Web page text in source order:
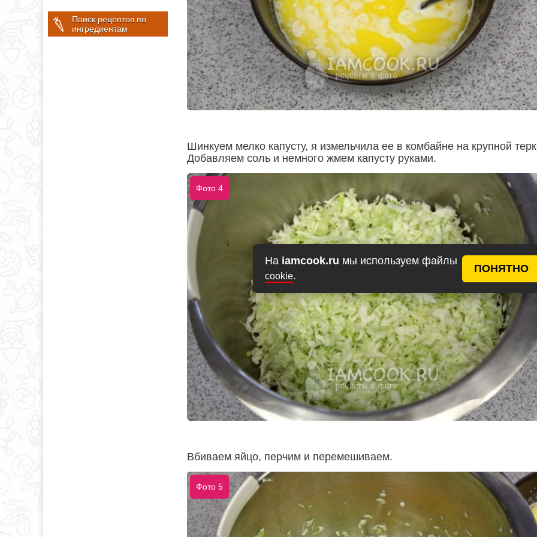
На iamcook.ru мы используем файлы
cookie.
ПОНЯТНО
Поиск рецептов по
ингредиентам
Шинкуем мелко капусту, я измельчила ее в комбайне на крупной
Добавляем соль и немного жмем капусту руками.
Фото 4
Вбиваем яйцо, перчим и перемешиваем.
Фото 5